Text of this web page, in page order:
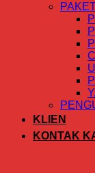
KLIEN
KONTAK